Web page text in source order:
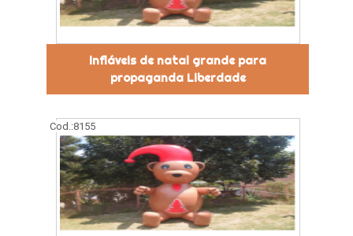
infláveis de natal grande para
propaganda Liberdade
Cod.:8155